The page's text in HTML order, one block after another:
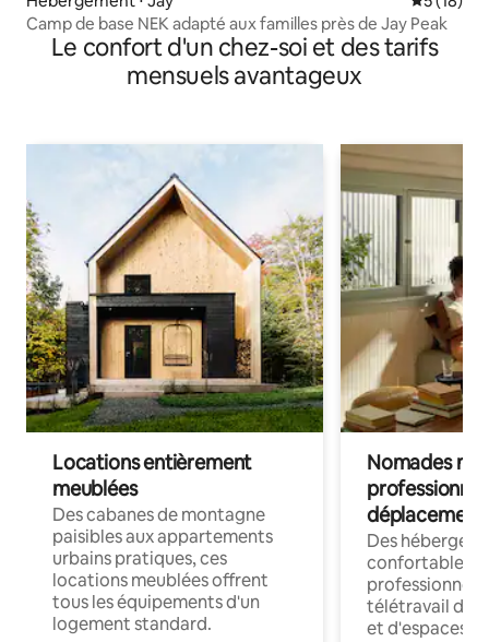
Camp de base NEK adapté aux familles près de Jay Peak
Le confort d'un chez-soi et des tarifs
mensuels avantageux
Locations entièrement
meublées
Des cabanes de montagne
paisibles aux appartements
urbains pratiques, ces
locations meublées offrent
tous les équipements d'un
logement standard.
Nomades
déplacement
Des
confortables
professionnels
télétravail
et d'espaces